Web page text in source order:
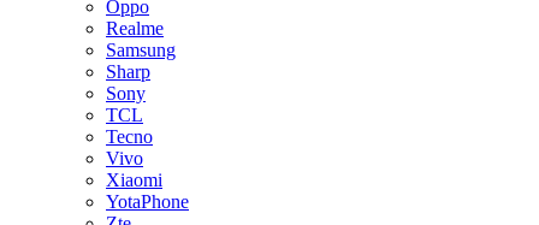
Oppo
Realme
Samsung
Sharp
Sony
TCL
Tecno
Vivo
Xiaomi
YotaPhone